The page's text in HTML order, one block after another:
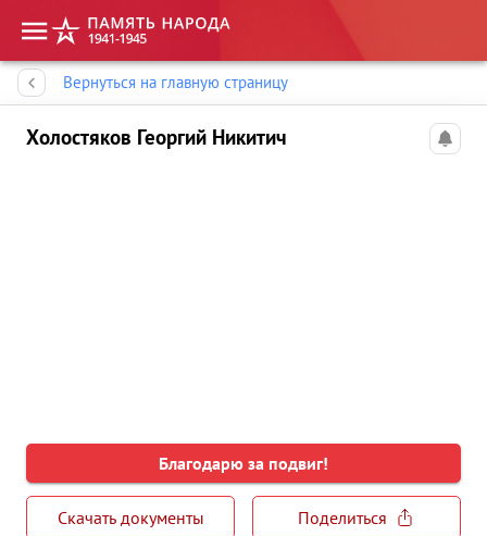
Вернуться на главную страницу
Холостяков Георгий Никитич
Благодарю за подвиг!
Скачать документы
Поделиться
Память народа